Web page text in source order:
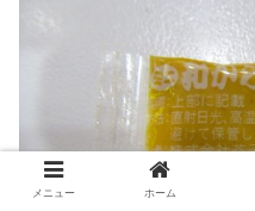
メニュー ホーム